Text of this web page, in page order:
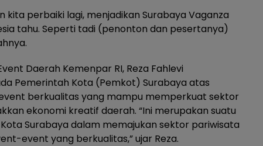
kita perbaiki lagi, menjadikan Surabaya Vaganza
tahu. Seperti tadi (penonton dan pesertanya)
Daerah Kemenpar RI, Reza Fahlevi
Pemerintah Kota (Pemkot) Surabaya atas
berkualitas yang mampu memperkuat sektor
ekonomi kreatif daerah. “Ini merupakan suatu
Surabaya dalam memajukan sektor pariwisata
event yang berkualitas,” ujar Reza.